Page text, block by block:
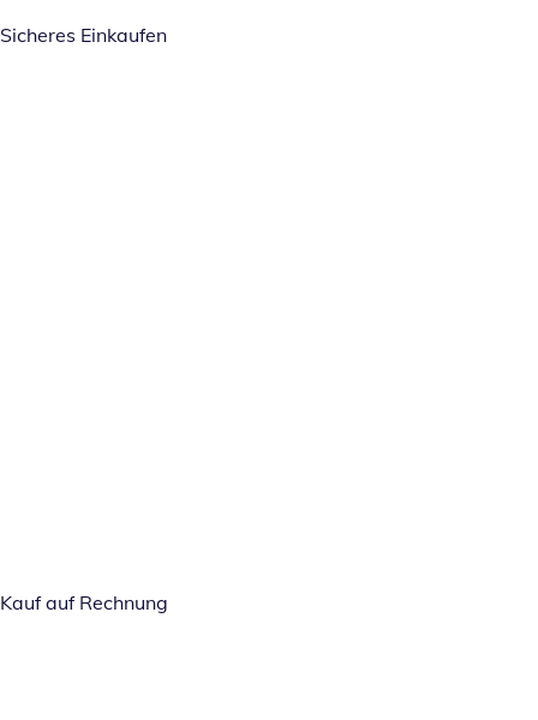
Sicheres Einkaufen
Kauf auf Rechnung